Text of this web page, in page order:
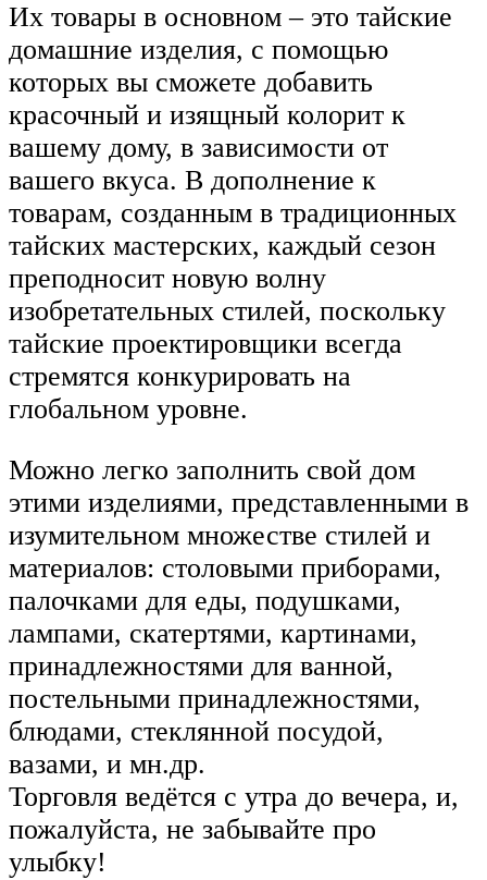
Их товары в основном – это тайские
домашние изделия, с помощью
которых вы сможете добавить
красочный и изящный колорит к
вашему дому, в зависимости от
вашего вкуса. В дополнение к
товарам, созданным в традиционных
тайских мастерских, каждый сезон
преподносит новую волну
изобретательных стилей, поскольку
тайские проектировщики всегда
стремятся конкурировать на
глобальном уровне.
Можно легко заполнить свой дом
этими изделиями, представленными в
изумительном множестве стилей и
материалов: столовыми приборами,
палочками для еды, подушками,
лампами, скатертями, картинами,
принадлежностями для ванной,
постельными принадлежностями,
блюдами, стеклянной посудой,
вазами, и мн.др.
Торговля ведётся с утра до вечера, и,
пожалуйста, не забывайте про
улыбку!